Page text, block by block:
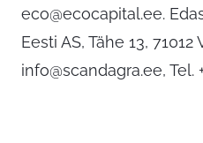
eco@ecocapital.ee.
Eesti AS, Tähe 13,
info@scandagra.ee, Tel.